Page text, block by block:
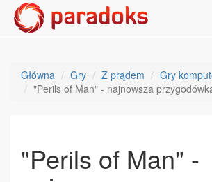
Główna Gry Z prądem Gry
"Perils of Man" - najnowsza
"Perils of Man" -